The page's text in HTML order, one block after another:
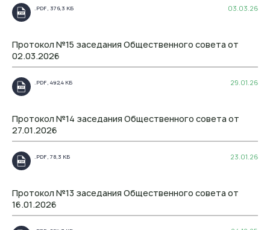
03.03.26
.PDF
.PDF , 376,3 КБ
Протокол №15 заседания Общественного совета от
02.03.2026
29.01.26
.PDF
.PDF , 492,4 КБ
Протокол №14 заседания Общественного совета от
27.01.2026
23.01.26
.PDF
.PDF , 78,3 КБ
Протокол №13 заседания Общественного совета от
16.01.2026